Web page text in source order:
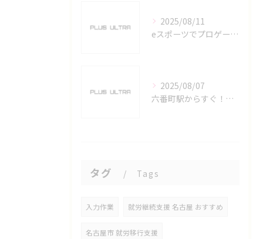
2025/08/11
eスポーツでプロゲーマーを目指す愛知県名古屋市の最新キャリアガイド
2025/08/07
六番町駅からすぐ！名古屋のeスポーツ施設で快適なプレイ環境を確保
タグ Tags
入力作業 就労継続支援 名古屋 おすすめ
名古屋市 就労移行支援